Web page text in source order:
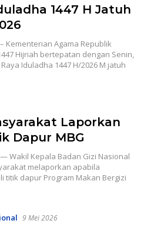
1447 H Jatuh
Kementerian Agama Republik
Hijriah bertepatan dengan Senin,
Iduladha 1447 H/2026 M jatuh
Laporkan
Dapur MBG
Wakil Kepala Badan Gizi Nasional
melaporkan apabila
titik dapur Program Makan Bergizi
9 Mei 2026